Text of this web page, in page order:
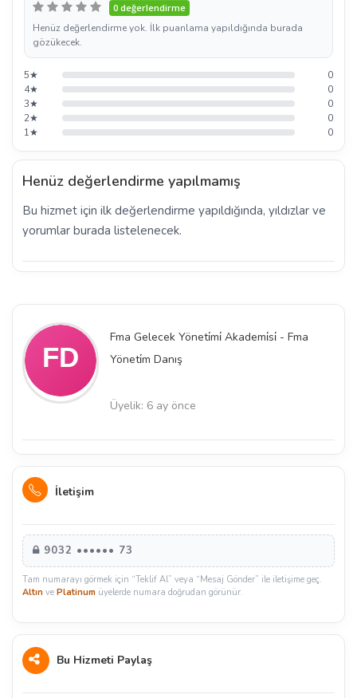
0 değerlendirme
Henüz değerlendirme yok. İlk puanlama yapıldığında burada
gözükecek.
5★
0
4★
0
3★
0
2★
0
1★
0
Henüz değerlendirme yapılmamış
Bu hizmet için ilk değerlendirme yapıldığında, yıldızlar ve
yorumlar burada listelenecek.
Fma Gelecek Yöneti̇mi̇ Akademi̇si̇ - Fma
Yöneti̇m Danış
Üyelik: 6 ay önce
İletişim
9032 •••••• 73
Tam numarayı görmek için “Teklif Al” veya “Mesaj Gönder” ile iletişime geç.
Altın ve Platinum üyelerde numara doğrudan görünür.
Bu Hizmeti Paylaş